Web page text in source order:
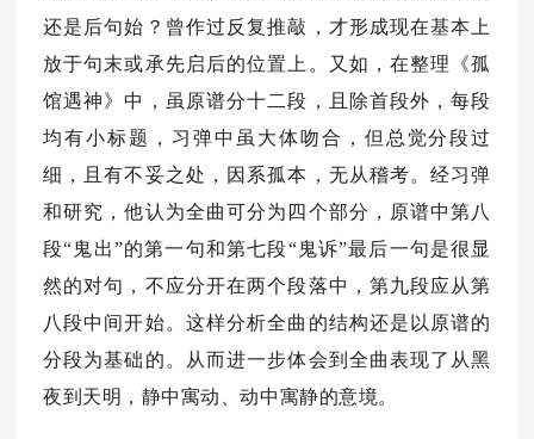
还是后句始？曾作过反复推敲，才形成现在基本上
放于句末或承先启后的位置上。又如，在整理《孤
馆遇神》中，虽原谱分十二段，且除首段外，每段
均有小标题，习弹中虽大体吻合，但总觉分段过
细，且有不妥之处，因系孤本，无从稽考。经习弹
和研究，他认为全曲可分为四个部分，原谱中第八
段“鬼出”的第一句和第七段“鬼诉”最后一句是很显
然的对句，不应分开在两个段落中，第九段应从第
八段中间开始。这样分析全曲的结构还是以原谱的
分段为基础的。从而进一步体会到全曲表现了从黑
夜到天明，静中寓动、动中寓静的意境。